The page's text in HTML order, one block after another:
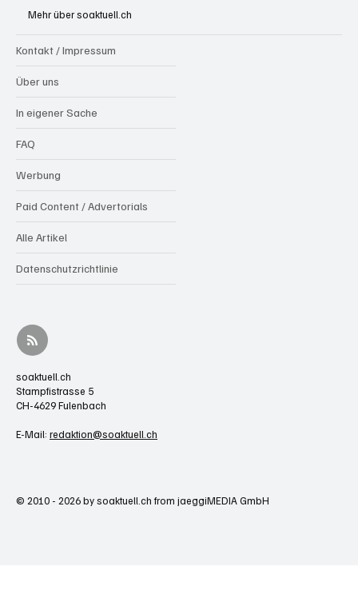
gesucht)
Mehr über soaktuell.ch
Kontakt / Impressum
Über uns
In eigener Sache
FAQ
Werbung
Paid Content / Advertorials
Alle Artikel
Datenschutzrichtlinie
soaktuell.ch
Stampfistrasse 5
CH-4629 Fulenbach
E-Mail: redaktion@soaktuell.ch
© 2010 - 2026 by soaktuell.ch from jaeggiMEDIA GmbH